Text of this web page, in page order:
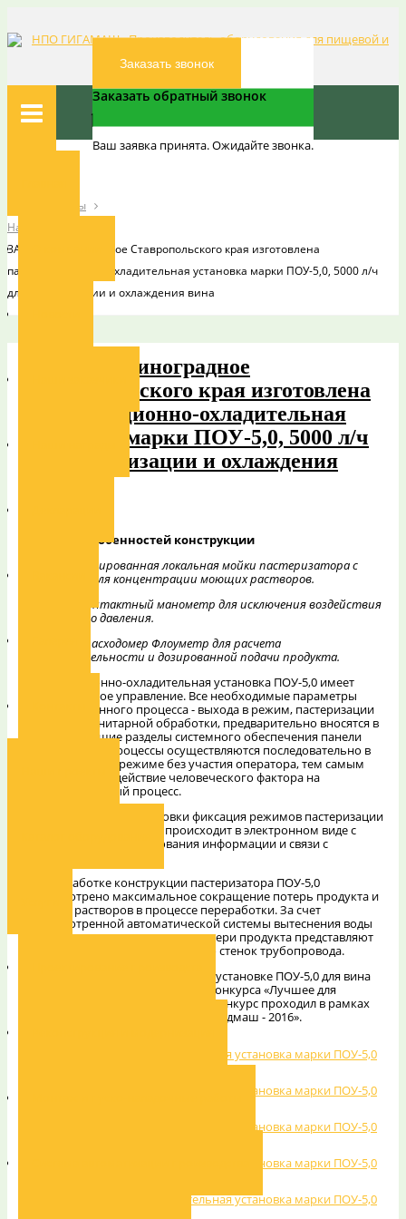
Заказать звонок
Заказать обратный звонок
Ваш заявка принята. Ожидайте звонка.
Наши проекты
Наши проекты
ЗАО СХП Виноградное Ставропольского края изготовлена
пастеризационно-охладительная установка марки ПОУ-5,0, 5000 л/ч
для пастеризации и охлаждения вина
ЗАО СХП Виноградное
Ставропольского края изготовлена
пастеризационно-охладительная
установка марки ПОУ-5,0, 5000 л/ч
для пастеризации и охлаждения
НОВИЗНА особенностей конструкции
Автоматизированная локальная мойки пастеризатора с
узлом контроля концентрации моющих растворов.
Электроконтактный манометр для исключения воздействия
повышенного давления.
Счетчик-расходомер Флоуметр для расчета
производительности и дозированной подачи продукта.
Пастеризационно-охладительная установка ПОУ-5,0 имеет
автоматическое управление. Все необходимые параметры
производственного процесса - выхода в режим, пастеризации
продукта и санитарной обработки, предварительно вносятся в
соответствующие разделы системного обеспечения панели
оператора. Все процессы осуществляются последовательно в
автоматическом режиме без участия оператора, тем самым
исключается воздействие человеческого фактора на
производственный процесс.
В процессе работы установки фиксация режимов пастеризации
и санитарной обработки происходит в электронном виде с
возможностью архивирования информации и связи с
При разработке конструкции пастеризатора ПОУ-5,0
предусмотрено максимальное сокращение потерь продукта и
моющих растворов в процессе переработки. За счет
предусмотренной автоматической системы вытеснения воды
продуктом и продуктом воды, потери продукта представляют
собой СМЫВЫ капель продукта со стенок трубопровода.
Пастеризационно-охладительной установке ПОУ-5,0 для вина
присуждена наивысшая награда конкурса «Лучшее для
АПК-2016» - Гран При и ДИПЛОМ. Конкурс проходил в рамках
международной выставки «Агропродмаш - 2016».